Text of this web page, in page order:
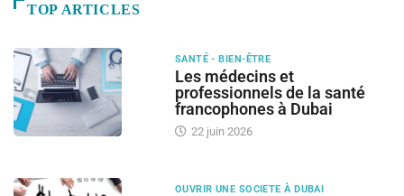
TOP ARTICLES
SANTÉ - BIEN-ÊTRE
Les médecins et
professionnels de la santé
francophones à Dubai
22 juin 2026
OUVRIR UNE SOCIETE À DUBAI